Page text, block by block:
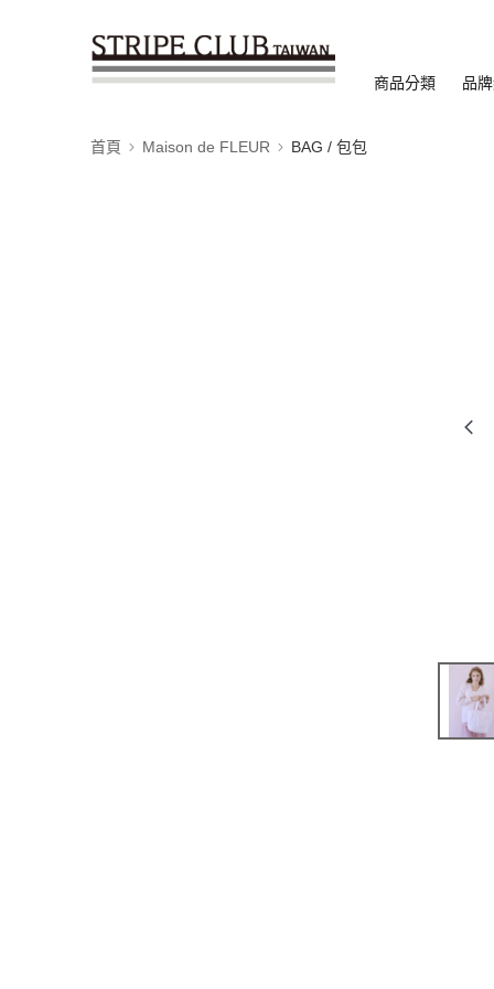
商品分類 品
首頁 Maison de FLEUR BAG / 包包